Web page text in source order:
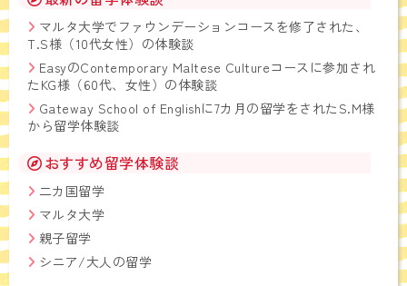
マルタ大学でファウンデーションコースを修了された、
T.S様（10代女性）の体験談
EasyのContemporary Maltese Cultureコースに参加され
たKG様（60代、女性）の体験談
Gateway School of Englishに7カ月の留学をされたS.M様
から留学体験談
おすすめ留学体験談
二カ国留学
マルタ大学
親子留学
シニア/大人の留学